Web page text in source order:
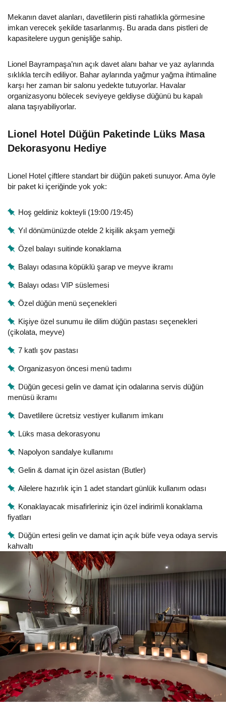
Mekanın davet alanları, davetlilerin pisti rahatlıkla görmesine
imkan verecek şekilde tasarlanmış. Bu arada dans pistleri de
kapasitelere uygun genişliğe sahip.
Lionel Bayrampaşa’nın açık davet alanı bahar ve yaz aylarında
sıklıkla tercih ediliyor. Bahar aylarında yağmur yağma ihtimaline
karşı her zaman bir salonu yedekte tutuyorlar. Havalar
organizasyonu bölecek seviyeye geldiyse düğünü bu kapalı
alana taşıyabiliyorlar.
Lionel Hotel Düğün Paketinde Lüks Masa
Dekorasyonu Hediye
Lionel Hotel çiftlere standart bir düğün paketi sunuyor. Ama öyle
bir paket ki içeriğinde yok yok:
Hoş geldiniz kokteyli (19:00 /19:45)
Yıl dönümünüzde otelde 2 kişilik akşam yemeği
Özel balayı suitinde konaklama
Balayı odasına köpüklü şarap ve meyve ikramı
Balayı odası VIP süslemesi
Özel düğün menü seçenekleri
Kişiye özel sunumu ile dilim düğün pastası seçenekleri
(çikolata, meyve)
7 katlı şov pastası
Organizasyon öncesi menü tadımı
Düğün gecesi gelin ve damat için odalarına servis düğün
menüsü ikramı
Davetlilere ücretsiz vestiyer kullanım imkanı
Lüks masa dekorasyonu
Napolyon sandalye kullanımı
Gelin & damat için özel asistan (Butler)
Ailelere hazırlık için 1 adet standart günlük kullanım odası
Konaklayacak misafirleriniz için özel indirimli konaklama
fiyatları
Düğün ertesi gelin ve damat için açık büfe veya odaya servis
kahvaltı